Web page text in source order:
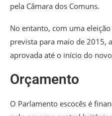
pela Câmara dos Comuns.
No entanto, com uma
prevista para maio de 2015,
aprovada até o início do
Orçamento
O Parlamento escocês é